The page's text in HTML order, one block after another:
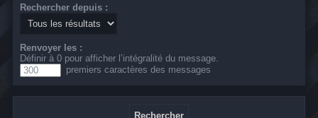
Rechercher depuis :
Renvoyer les :
Définir à 0 pour afficher l’intégralité du message.
premiers caractères des messages